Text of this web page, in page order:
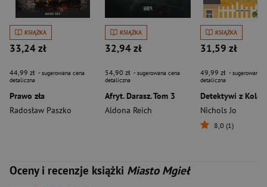
KSIĄŻKA
33,24 zł
44,99 zł - sugerowana cena
detaliczna
Prawo zła
Radosław Paszko
KSIĄŻKA
32,94 zł
54,90 zł - sugerowana cena
detaliczna
Afryt. Darasz. Tom 3
Aldona Reich
KSIĄŻKA
31,59 zł
49,99 zł - sugerowana
detaliczna
Nichols Jo
8,0 (1)
Oceny i recenzje książki Miasto Mgieł